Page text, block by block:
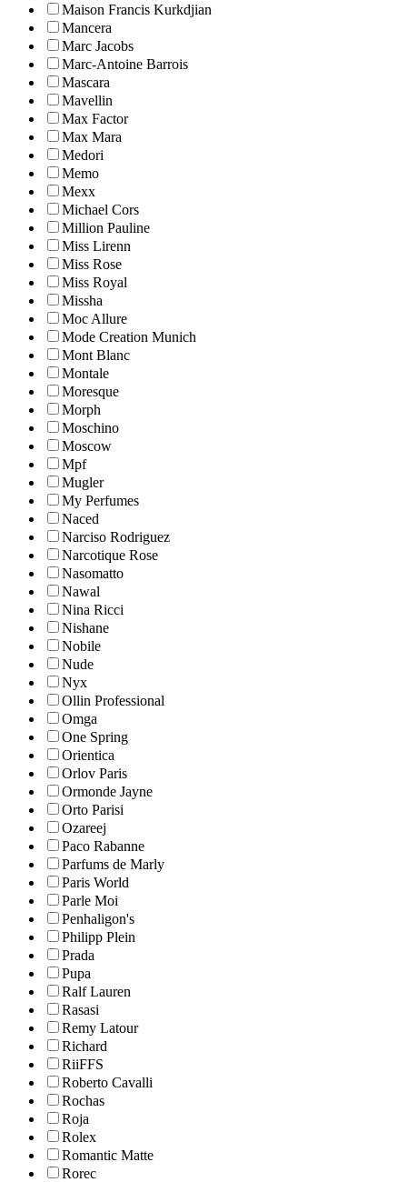
Maison Francis Kurkdjian
Mancera
Marc Jacobs
Marc-Antoine Barrois
Mascara
Mavellin
Max Factor
Max Mara
Medori
Memo
Mexx
Michael Cors
Million Pauline
Miss Lirenn
Miss Rose
Miss Royal
Missha
Moc Allure
Mode Creation Munich
Mont Blanc
Montale
Moresque
Morph
Moschino
Moscow
Mpf
Mugler
My Perfumes
Naced
Narciso Rodriguez
Narcotique Rose
Nasomatto
Nawal
Nina Ricci
Nishane
Nobile
Nude
Nyx
Ollin Professional
Omga
One Spring
Orientica
Orlov Paris
Ormonde Jayne
Orto Parisi
Ozareej
Paco Rabanne
Parfums de Marly
Paris World
Parle Moi
Penhaligon's
Philipp Plein
Prada
Pupa
Ralf Lauren
Rasasi
Remy Latour
Richard
RiiFFS
Roberto Cavalli
Rochas
Roja
Rolex
Romantic Matte
Rorec